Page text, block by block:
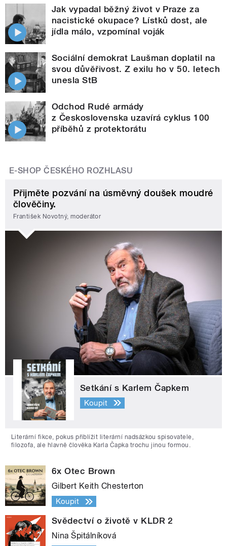
Jak vypadal běžný život v Praze za
nacistické okupace? Lístků dost, ale
jídla málo, vzpomínal voják
Sociální demokrat Laušman doplatil na
svou důvěřivost. Z exilu ho v 50. letech
unesla StB
Odchod Rudé armády
z Československa uzavírá cyklus 100
příběhů z protektorátu
E-SHOP ČESKÉHO ROZHLASU
Přijměte pozvání na úsměvný doušek moudré
člověčiny.
František Novotný, moderátor
Setkání s Karlem Čapkem
Koupit
Literární fikce, pokus přiblížit literární nadsázkou spisovatele,
filozofa, ale hlavně člověka Karla Čapka trochu jinou formou.
6x Otec Brown
Gilbert Keith Chesterton
Koupit
Svědectví o životě v KLDR 2
Nina Špitálníková